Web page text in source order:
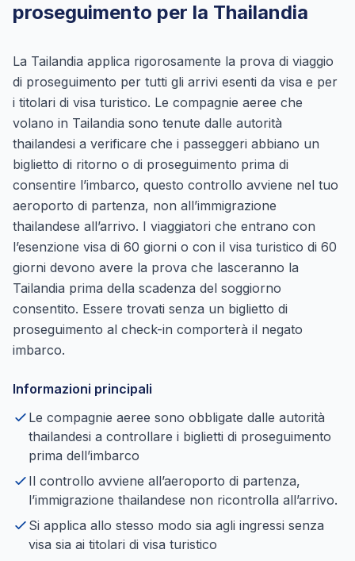
proseguimento per la Thailandia
La Tailandia applica rigorosamente la prova di viaggio
di proseguimento per tutti gli arrivi esenti da visa e per
i titolari di visa turistico. Le compagnie aeree che
volano in Tailandia sono tenute dalle autorità
thailandesi a verificare che i passeggeri abbiano un
biglietto di ritorno o di proseguimento prima di
consentire l’imbarco, questo controllo avviene nel tuo
aeroporto di partenza, non all’immigrazione
thailandese all’arrivo. I viaggiatori che entrano con
l’esenzione visa di 60 giorni o con il visa turistico di 60
giorni devono avere la prova che lasceranno la
Tailandia prima della scadenza del soggiorno
consentito. Essere trovati senza un biglietto di
proseguimento al check-in comporterà il negato
imbarco.
Informazioni principali
Le compagnie aeree sono obbligate dalle autorità
thailandesi a controllare i biglietti di proseguimento
prima dell’imbarco
Il controllo avviene all’aeroporto di partenza,
l’immigrazione thailandese non ricontrolla all’arrivo.
Si applica allo stesso modo sia agli ingressi senza
visa sia ai titolari di visa turistico